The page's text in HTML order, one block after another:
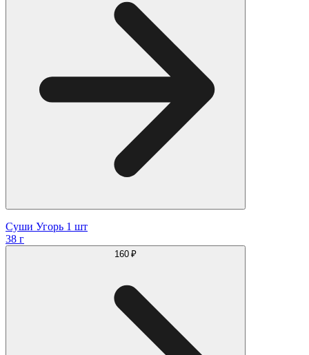
Суши Угорь 1 шт
38 г
160 ₽